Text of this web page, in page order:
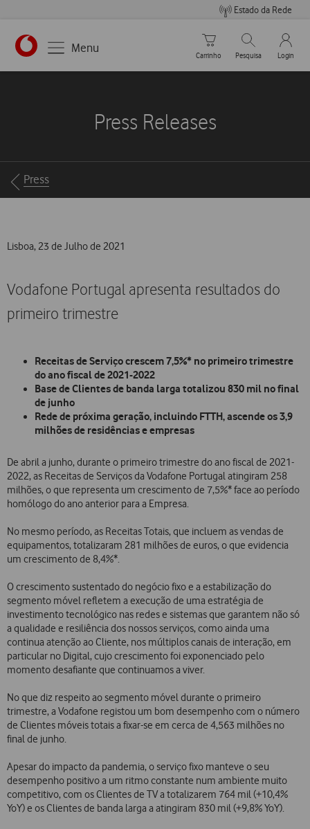
Estado da Rede
https://www.vodafone.pt
Menu
Carrinho de compras
Carrinho
Pesquisar
Pesquisa
My
Login
Press Releases
Breadcrumbs
Press
Lisboa, 23 de Julho de 2021
Vodafone Portugal apresenta resultados do
primeiro trimestre
Receitas de Serviço crescem 7,5%* no primeiro trimestre
do ano fiscal de 2021-2022
Base de Clientes de banda larga totalizou 830 mil no final
de junho
Rede de próxima geração, incluindo FTTH, ascende os 3,9
milhões de residências e empresas
De abril a junho, durante o primeiro trimestre do ano fiscal de 2021-
2022, as Receitas de Serviços da Vodafone Portugal atingiram 258
milhões, o que representa um crescimento de 7,5%* face ao período
homólogo do ano anterior para a Empresa.
No mesmo período, as Receitas Totais, que incluem as vendas de
equipamentos, totalizaram 281 milhões de euros, o que evidencia
um crescimento de 8,4%*.
O crescimento sustentado do negócio fixo e a estabilização do
segmento móvel refletem a execução de uma estratégia de
investimento tecnológico nas redes e sistemas que garantem não só
a qualidade e resiliência dos nossos serviços, como ainda uma
continua atenção ao Cliente, nos múltiplos canais de interação, em
particular no Digital, cujo crescimento foi exponenciado pelo
momento desafiante que continuamos a viver.
No que diz respeito ao segmento móvel durante o primeiro
trimestre, a Vodafone registou um bom desempenho com o número
de Clientes móveis totais a fixar-se em cerca de 4,563 milhões no
final de junho.
Apesar do impacto da pandemia, o serviço fixo manteve o seu
desempenho positivo a um ritmo constante num ambiente muito
competitivo, com os Clientes de TV a totalizarem 764 mil (+10,4%
YoY) e os Clientes de banda larga a atingiram 830 mil (+9,8% YoY).